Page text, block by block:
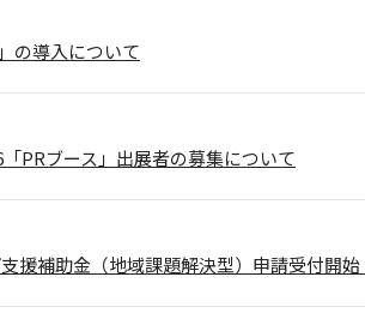
の導入について
PRブース」出展者の募集について
補助金（地域課題解決型）申請受付開始